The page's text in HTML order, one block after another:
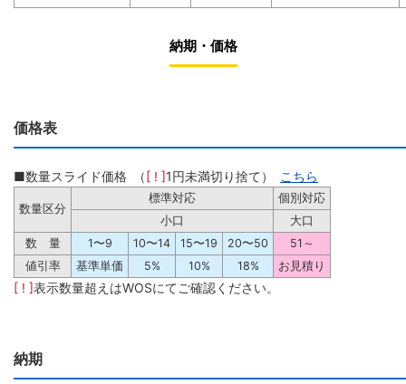
納期・価格
価格表
■数量スライド価格 （[ ! ]1円未満切り捨て） こちら
数量区分
標準対応
個別対応
小口
大口
数 量
1〜9 10〜14 15〜19 20〜50
51～
値引率
基準単価 5% 10% 18% お見積り
[ ! ]表示数量超えはWOSにてご確認ください。
納期